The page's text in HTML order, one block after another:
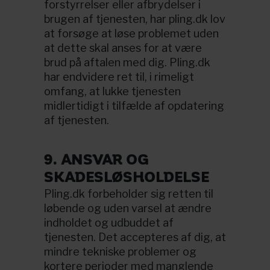
forstyrrelser eller afbrydelser i
brugen af tjenesten, har pling.dk lov
at forsøge at løse problemet uden
at dette skal anses for at være
brud på aftalen med dig. Pling.dk
har endvidere ret til, i rimeligt
omfang, at lukke tjenesten
midlertidigt i tilfælde af opdatering
af tjenesten.
9. ANSVAR OG
SKADESLØSHOLDELSE
Pling.dk forbeholder sig retten til
løbende og uden varsel at ændre
indholdet og udbuddet af
tjenesten. Det accepteres af dig, at
mindre tekniske problemer og
kortere perioder med manglende